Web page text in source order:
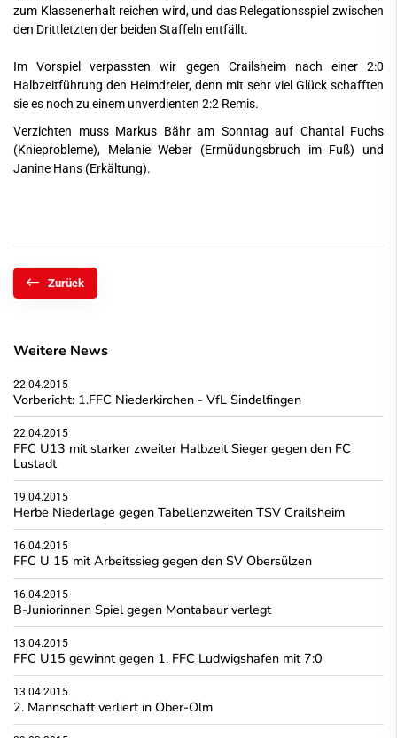
zum Klassenerhalt reichen wird, und das Relegationsspiel zwischen
den Drittletzten der beiden Staffeln entfällt.
Im Vorspiel verpassten wir gegen Crailsheim nach einer 2:0
Halbzeitführung den Heimdreier, denn mit sehr viel Glück schafften
sie es noch zu einem unverdienten 2:2 Remis.
Verzichten muss Markus Bähr am Sonntag auf Chantal Fuchs
(Knieprobleme), Melanie Weber (Ermüdungsbruch im Fuß) und
Janine Hans (Erkältung).
Zurück
Weitere News
22.04.2015
Vorbericht: 1.FFC Niederkirchen - VfL Sindelfingen
22.04.2015
FFC U13 mit starker zweiter Halbzeit Sieger gegen den FC
Lustadt
19.04.2015
Herbe Niederlage gegen Tabellenzweiten TSV Crailsheim
16.04.2015
FFC U 15 mit Arbeitssieg gegen den SV Obersülzen
16.04.2015
B-Juniorinnen Spiel gegen Montabaur verlegt
13.04.2015
FFC U15 gewinnt gegen 1. FFC Ludwigshafen mit 7:0
13.04.2015
2. Mannschaft verliert in Ober-Olm